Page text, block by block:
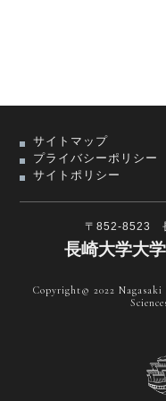
サイトマップ
プライバシーポリシー
サイトポリシー
〒852-8523
長崎大学大
Copyright© 2022